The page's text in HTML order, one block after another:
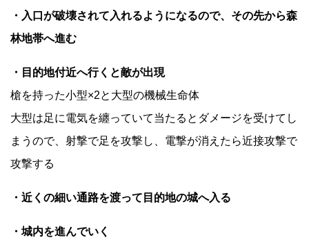
・入口が破壊されて入れるようになるので、その先から森
林地帯へ進む
・目的地付近へ行くと敵が出現
槍を持った小型×2と大型の機械生命体
大型は足に電気を纏っていて当たるとダメージを受けてし
まうので、射撃で足を攻撃し、電撃が消えたら近接攻撃で
攻撃する
・近くの細い通路を渡って目的地の城へ入る
・城内を進んでいく